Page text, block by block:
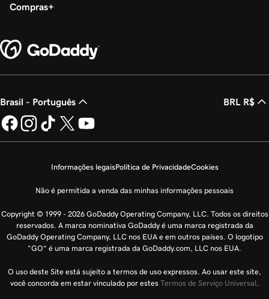
Compras
Brasil - Português BRL R$
Informações legaisPolítica de PrivacidadeCookies
Não é permitida a venda das minhas informações pessoais
Copyright © 1999 - 2026 GoDaddy Operating Company, LLC. Todos os direitos
reservados. A marca nominativa GoDaddy é uma marca registrada da
GoDaddy Operating Company, LLC nos EUA e em outros países. O logotipo
“GO” é uma marca registrada da GoDaddy.com, LLC nos EUA.
O uso deste Site está sujeito a termos de uso expressos. Ao usar este site,
você concorda em estar vinculado por estes Termos de Serviço Universal.